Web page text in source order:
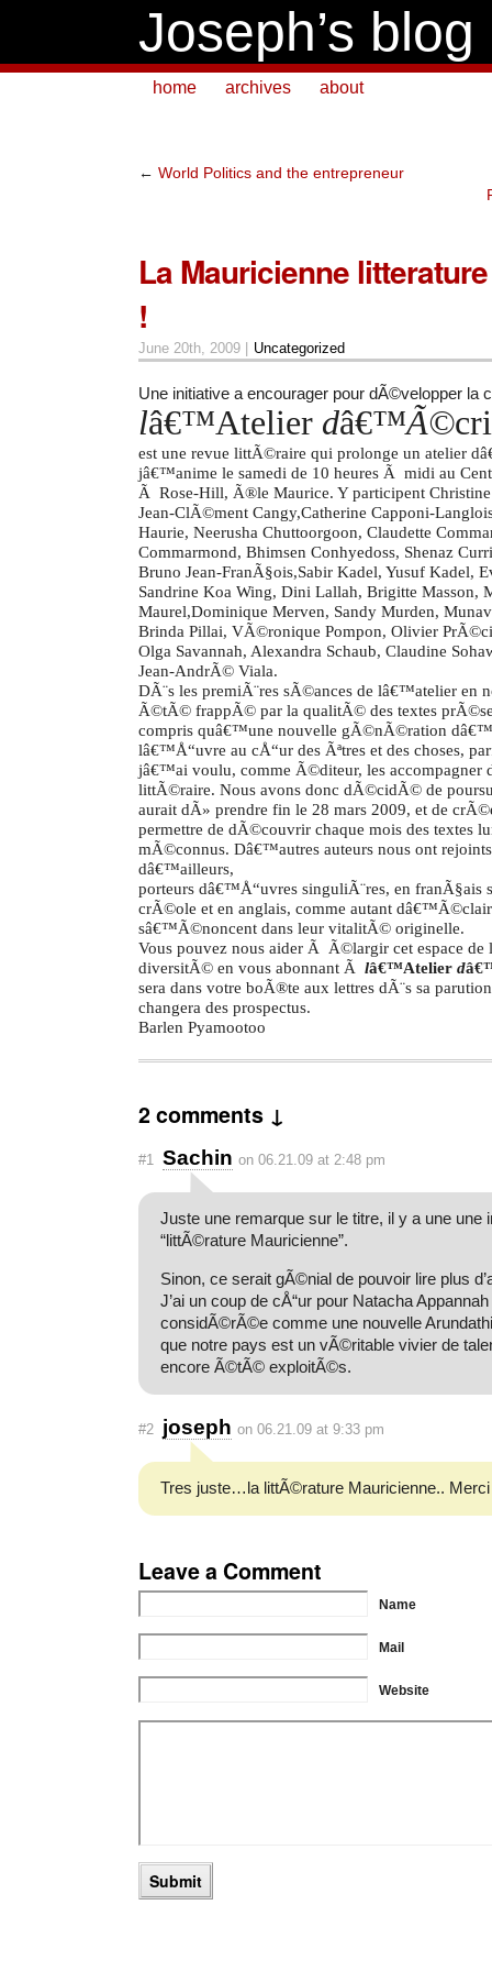
Joseph’s blog
home archives about
← World Politics and the entrepreneur
La Mauricienne
!
June 20th, 2009 | Uncategorized
Une initiative a encourager pour dÃ©velopper la
lâ€™Atelier dâ€™Ã©
est une revue littÃ©raire qui prolonge un atelier
jâ€™anime le samedi de 10 heures Ã midi au
Ã Rose-Hill, Ã®le Maurice. Y participent
Jean-ClÃ©ment Cangy,Catherine Capponi-
Haurie, Neerusha Chuttoorgoon, Claudette
Commarmond, Bhimsen Conhyedoss, Shenaz
Bruno Jean-FranÃ§ois,Sabir Kadel, Yusuf Kadel,
Sandrine Koa Wing, Dini Lallah, Brigitte Masson,
Maurel,Dominique Merven, Sandy Murden,
Brinda Pillai, VÃ©ronique Pompon, Olivier
Olga Savannah, Alexandra Schaub, Claudine
Jean-AndrÃ© Viala.
DÃ¨s les premiÃ¨res sÃ©ances de lâ€™atelier en
Ã©tÃ© frappÃ© par la qualitÃ© des textes
compris quâ€™une nouvelle gÃ©nÃ©ration
lâ€™Å“uvre au cÅ“ur des Ãªtres et des choses,
jâ€™ai voulu, comme Ã©diteur, les accompagner
littÃ©raire. Nous avons donc dÃ©cidÃ© de
aurait dÃ» prendre fin le 28 mars 2009, et de
permettre de dÃ©couvrir chaque mois des textes
mÃ©connus. Dâ€™autres auteurs nous ont
dâ€™ailleurs,
porteurs dâ€™Å“uvres singuliÃ¨res, en franÃ§ais
crÃ©ole et en anglais, comme autant
sâ€™Ã©noncent dans leur vitalitÃ© originelle.
Vous pouvez nous aider Ã Ã©largir cet espace
diversitÃ© en vous abonnant Ã lâ€™Atelier d
sera dans votre boÃ®te aux lettres dÃ¨s sa
changera des prospectus.
Barlen Pyamootoo
2 comments ↓
#1 Sachin on 06.21.09 at 2:48 pm
Juste une remarque sur le titre, il y a une une
“littÃ©rature Mauricienne”.
Sinon, ce serait gÃ©nial de pouvoir lire plus
J’ai un coup de cÅ“ur pour Natacha
considÃ©rÃ©e comme une nouvelle
que notre pays est un vÃ©ritable vivier de
encore Ã©tÃ© exploitÃ©s.
#2 joseph on 06.21.09 at 9:33 pm
Tres juste…la littÃ©rature Mauricienne.. Merci
Leave a Comment
Name
Mail
Website